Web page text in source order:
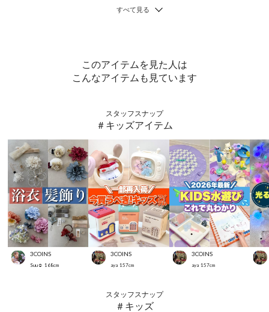
このアイテムを見た人は
こんなアイテムも見ています
スタッフスナップ
＃キッズアイテム
3COINS
Suu☺︎ 168cm
3COINS
aya 157cm
3COINS
aya 157cm
スタッフスナップ
＃キッズ